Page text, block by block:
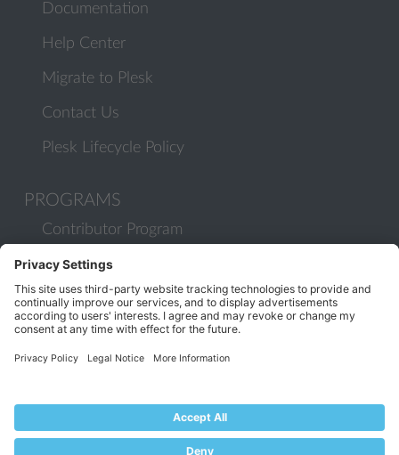
Documentation
Help Center
Migrate to Plesk
Contact Us
Plesk Lifecycle Policy
PROGRAMS
Contributor Program
Partner Program
COMMUNITY